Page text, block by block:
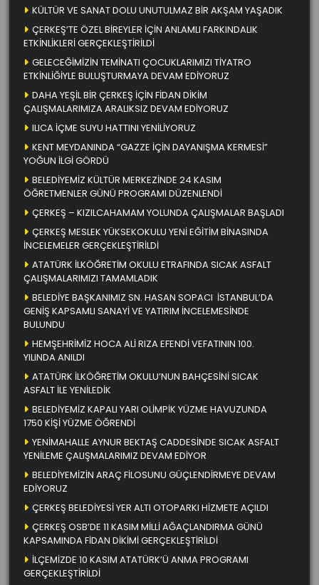
KÜLTÜR VE SANAT DOLU UNUTULMAZ BİR AKŞAM YAŞADIK
ÇERKEŞ’TE ÖZEL BİREYLER İÇİN ANLAMLI FARKINDALIK
ETKİNLİKLERİ GERÇEKLEŞTİRİLDİ
GELECEĞİMİZİN TEMİNATI ÇOCUKLARIMIZI TİYATRO
ETKİNLİĞİYLE BULUŞTURMAYA DEVAM EDİYORUZ
DAHA YEŞİL BİR ÇERKEŞ İÇİN FİDAN DİKİM
ÇALIŞMALARIMIZA ARALIKSIZ DEVAM EDİYORUZ
ILICA İÇME SUYU HATTINI YENİLİYORUZ
KENT MEYDANINDA “GAZZE İÇİN DAYANIŞMA KERMESİ”
YOĞUN İLGİ GÖRDÜ
BELEDİYEMİZ KÜLTÜR MERKEZİNDE 24 KASIM
ÖĞRETMENLER GÜNÜ PROGRAMI DÜZENLENDİ
ÇERKEŞ – KIZILCAHAMAM YOLUNDA ÇALIŞMALAR BAŞLADI
ÇERKEŞ MESLEK YÜKSEKOKULU YENİ EĞİTİM BİNASINDA
İNCELEMELER GERÇEKLEŞTİRİLDİ
ATATÜRK İLKÖĞRETİM OKULU ETRAFINDA SICAK ASFALT
ÇALIŞMALARIMIZI TAMAMLADIK
BELEDİYE BAŞKANIMIZ SN. HASAN SOPACI İSTANBUL’DA
GENİŞ KAPSAMLI SANAYİ VE YATIRIM İNCELEMESİNDE
BULUNDU
HEMŞEHRİMİZ HOCA ALİ RIZA EFENDİ VEFATININ 100.
YILINDA ANILDI
ATATÜRK İLKÖĞRETİM OKULU’NUN BAHÇESİNİ SICAK
ASFALT İLE YENİLEDİK
BELEDİYEMİZ KAPALI YARI OLİMPİK YÜZME HAVUZUNDA
1750 KİŞİ YÜZME ÖĞRENDİ
YENİMAHALLE AYNUR BEKTAŞ CADDESİNDE SICAK ASFALT
YENİLEME ÇALIŞMALARIMIZ DEVAM EDİYOR
BELEDİYEMİZİN ARAÇ FİLOSUNU GÜÇLENDİRMEYE DEVAM
EDİYORUZ
ÇERKEŞ BELEDİYESİ YER ALTI OTOPARKI HİZMETE AÇILDI
ÇERKEŞ OSB’DE 11 KASIM MİLLİ AĞAÇLANDIRMA GÜNÜ
KAPSAMINDA FİDAN DİKİMİ GERÇEKLEŞTİRİLDİ
İLÇEMİZDE 10 KASIM ATATÜRK’Ü ANMA PROGRAMI
GERÇEKLEŞTİRİLDİ